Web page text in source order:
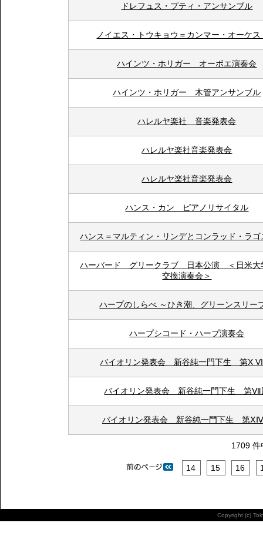
ドレフュス・プティ・アンサンブル
ノイエス・トウキョウ＝カンマー・オーケス
ハインツ・ホリガー オーボエ演奏会
ハインツ・ホリガー 木管アンサンブル
ハレルヤ楽社 音楽発表会
ハレルヤ楽社音楽発表会
ハレルヤ楽社音楽発表会
ハンス・カン ピアノリサイタル
ハンス＝マルティン・リンデとコンラッド・ラ
ハーバード グリークラブ 日本公演 ＜日米大
交換演奏会＞
ハープのしらべ ～ひき潮、グリーンスリー
ハープシコード・ハープ演奏会
バイオリン発表会 新谷純一門下生 第X
バイオリン発表会 新谷純一門下生 第Ⅶ
バイオリン発表会 新谷純一門下生 第
1709
14 15 16
Copyright (c)